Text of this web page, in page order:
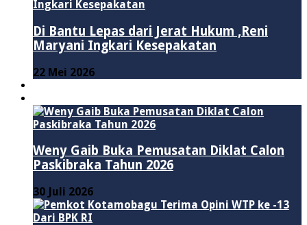
Di Bantu Lepas dari Jerat Hukum ,Reni
Maryani Ingkari Kesepakatan
22 Mei 2026
Weny Gaib Buka Pemusatan Diklat Calon
Paskibraka Tahun 2026
30 Juli 2026